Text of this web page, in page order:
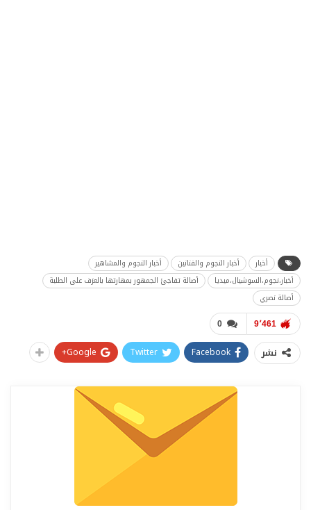
أخبار أخبار النجوم والفنانين
أخبار النجوم والمشاهير
أخبار،نجوم،السوشيال،ميديا
أصالة تفاجئ الجمهور بمهارتها بالعزف على الطلبة
أصالة نصري
0 9٬461
نشر Facebook
Twitter
Google+